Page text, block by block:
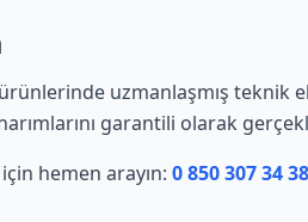
uzmanlaşmış teknik
garantili olarak
hemen arayın: 0 850 307 34 38